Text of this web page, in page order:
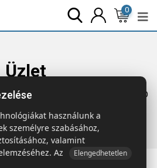
0
Üzlet
& Szerszám
PARKCARD
parkolókártya.használunk a
személyre szabásához,
valamint
Az
Elengedhetetlen